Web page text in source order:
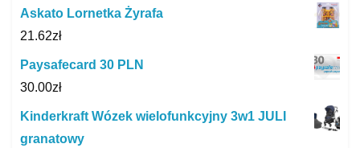
Askato Lornetka Żyrafa
21.62zł
Paysafecard 30 PLN
30.00zł
Kinderkraft Wózek wielofunkcyjny 3w1 JULI
granatowy